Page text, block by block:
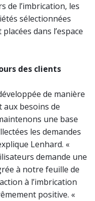
de l’imbrication, les
sélectionnées
dans l’espace
des clients
de manière
besoins de
une base
les demandes
Lenhard. «
demande une
à notre feuille de
à l’imbrication
positive. «